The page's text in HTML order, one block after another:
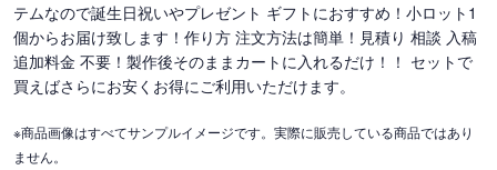
テムなので誕生日祝いやプレゼント ギフトにおすすめ！小ロット1
個からお届け致します！作り方 注文方法は簡単！見積り 相談 入稿
追加料金 不要！製作後そのままカートに入れるだけ！！ セットで
買えばさらにお安くお得にご利用いただけます。
※商品画像はすべてサンプルイメージです。実際に販売している商品ではあり
ません。